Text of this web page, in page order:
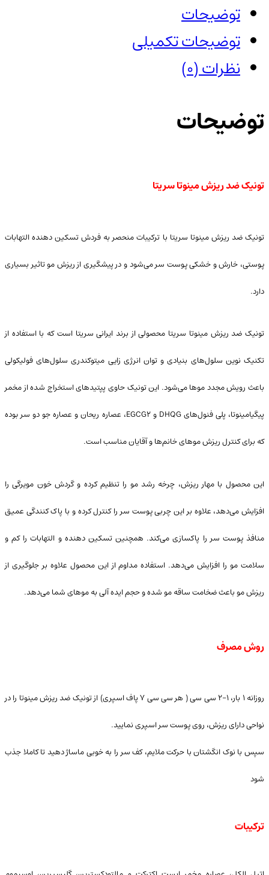
توضیحات
توضیحات تکمیلی
نظرات (0)
توضیحات
تونیک ضد ریزش مینوتا سریتا
تونیک ضد ریزش مینوتا سریتا با ترکیبات منحصر به فردش تسکین دهنده التهابات
پوستی، خارش و خشکی پوست سر می‌شود و در پیشگیری از ریزش مو تاثیر بسیاری
دارد.
تونیک ضد ریزش مینوتا سریتا محصولی از برند ایرانی سریتا است که با استفاده از
تکنیک نوین سلول‌های بنیادی و توان انرژی زایی میتوکندری سلول‌های فولیکولی
باعث رویش مجدد موها می‌شود. این تونیک حاوی پپتیدهای استخراج شده از مخمر
پیگیامینوتا، پلی فنول‌های DHQG و EGCG2، عصاره ریحان و عصاره جو دو سر بوده
که برای کنترل ریزش موهای خانم‌ها و آقایان مناسب است.
این محصول با مهار ریزش، چرخه رشد مو را تنظیم کرده و گردش خون مویرگی را
افزایش می‌دهد، علاوه بر این چربی پوست سر را کنترل کرده و با پاک کنندگی عمیق
منافذ پوست سر را پاکسازی می‌کند. همچنین تسکین دهنده و التهابات را کم و
سلامت مو را افزایش می‌دهد. استفاده مداوم از این محصول علاوه بر جلوگیری از
ریزش مو باعث ضخامت ساقه مو شده و حجم ایده آلی به موهای شما می‌دهد.
روش مصرف
روزانه ۱ بار، ۱-۲ سی سی ( هر سی سی ۷ پاف اسپری) از تونیک ضد ریزش مینوتا را در
نواحی دارای ریزش، روی پوست سر اسپری نمایید.
سپس با نوک انگشتان با حرکت ملایم، کف سر را به خوبی ماساژ دهید تا کاملا جذب
شود
ترکیبات